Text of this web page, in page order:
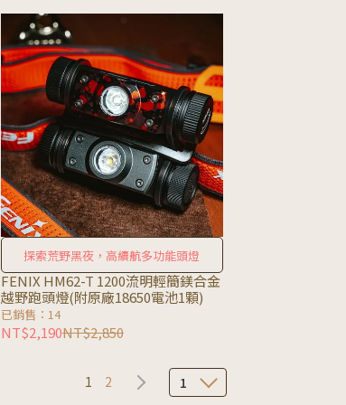
探索荒野黑夜，高續航多功能頭燈
FENIX HM62-T 1200流明輕簡鎂合金
越野跑頭燈(附原廠18650電池1顆)
已銷售：14
NT$2,190NT$2,850
1 2 1